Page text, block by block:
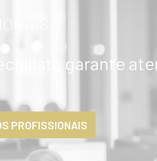
garante
PROFISSIONAIS